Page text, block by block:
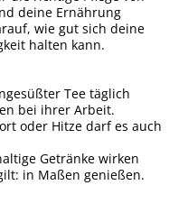
deine Ernährung
wie gut sich deine
halten kann.
Tee täglich
bei ihrer Arbeit.
oder Hitze darf es auch
Getränke wirken
in Maßen genießen.